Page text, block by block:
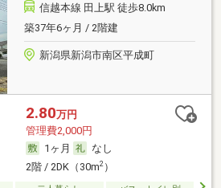
信越本線 田上駅 徒歩8.0km
築37年6ヶ月 / 2階建
新潟県新潟市南区平成町
2.80万円
管理費2,000円
1ヶ月
なし
2階 / 2DK（30m2）